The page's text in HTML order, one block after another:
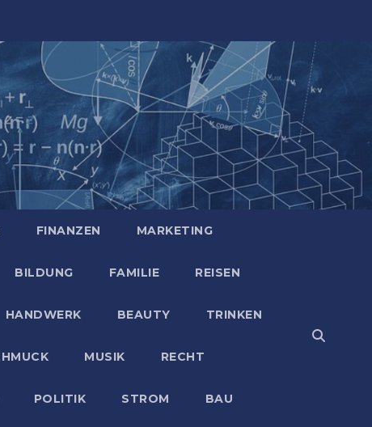
FINANZEN MARKETING
BILDUNG FAMILIE REISEN
HANDWERK BEAUTY TRINKEN
MUSIK RECHT
POLITIK STROM BAU